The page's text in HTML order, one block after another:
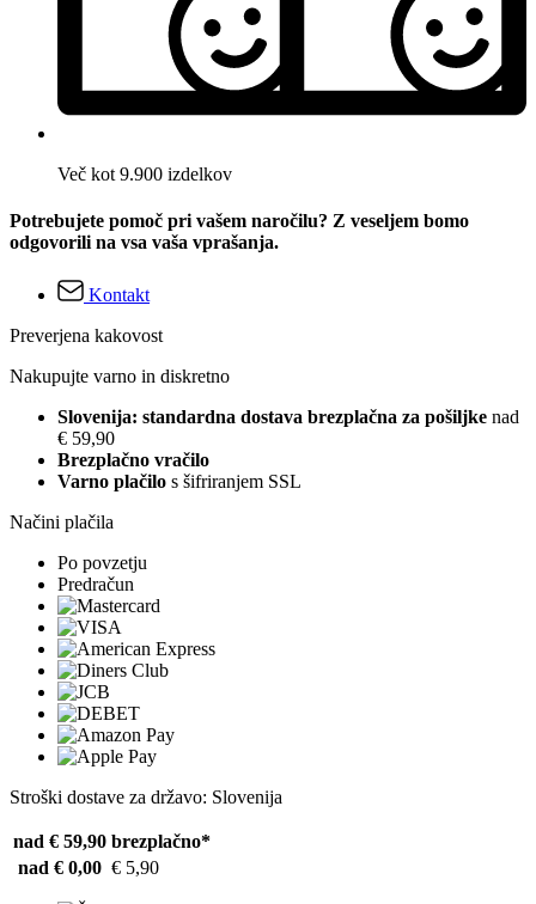
Več kot 9.900 izdelkov
Potrebujete pomoč pri vašem naročilu? Z veseljem bomo
odgovorili na vsa vaša vprašanja.
Kontakt
Preverjena kakovost
Nakupujte varno in diskretno
Slovenija: standardna dostava brezplačna za pošiljke nad
€ 59,90
Brezplačno vračilo
Varno plačilo s šifriranjem SSL
Načini plačila
Po povzetju
Predračun
Stroški dostave za državo: Slovenija
nad € 59,90 brezplačno*
nad € 0,00 € 5,90